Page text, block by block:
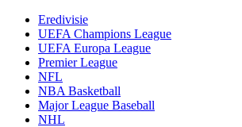
Eredivisie
UEFA Champions League
UEFA Europa League
Premier League
NFL
NBA Basketball
Major League Baseball
NHL